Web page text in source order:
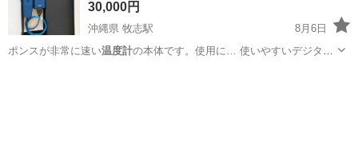
30,000円
沖縄県 牧志駅
8月6日
ポンスが非常に速い温度計の本体です。使用に… 使いやすいデジタル